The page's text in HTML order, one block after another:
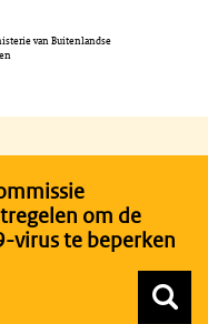
van Buitenlandse
om de
virus te beperken